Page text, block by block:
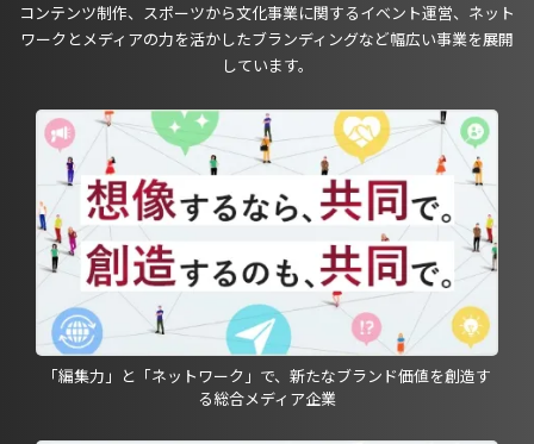
コンテンツ制作、スポーツから文化事業に関するイベント運営、ネット
ワークとメディアの力を活かしたブランディングなど幅広い事業を展開
しています。
「編集力」と「ネットワーク」で、新たなブランド価値を創造す
る総合メディア企業